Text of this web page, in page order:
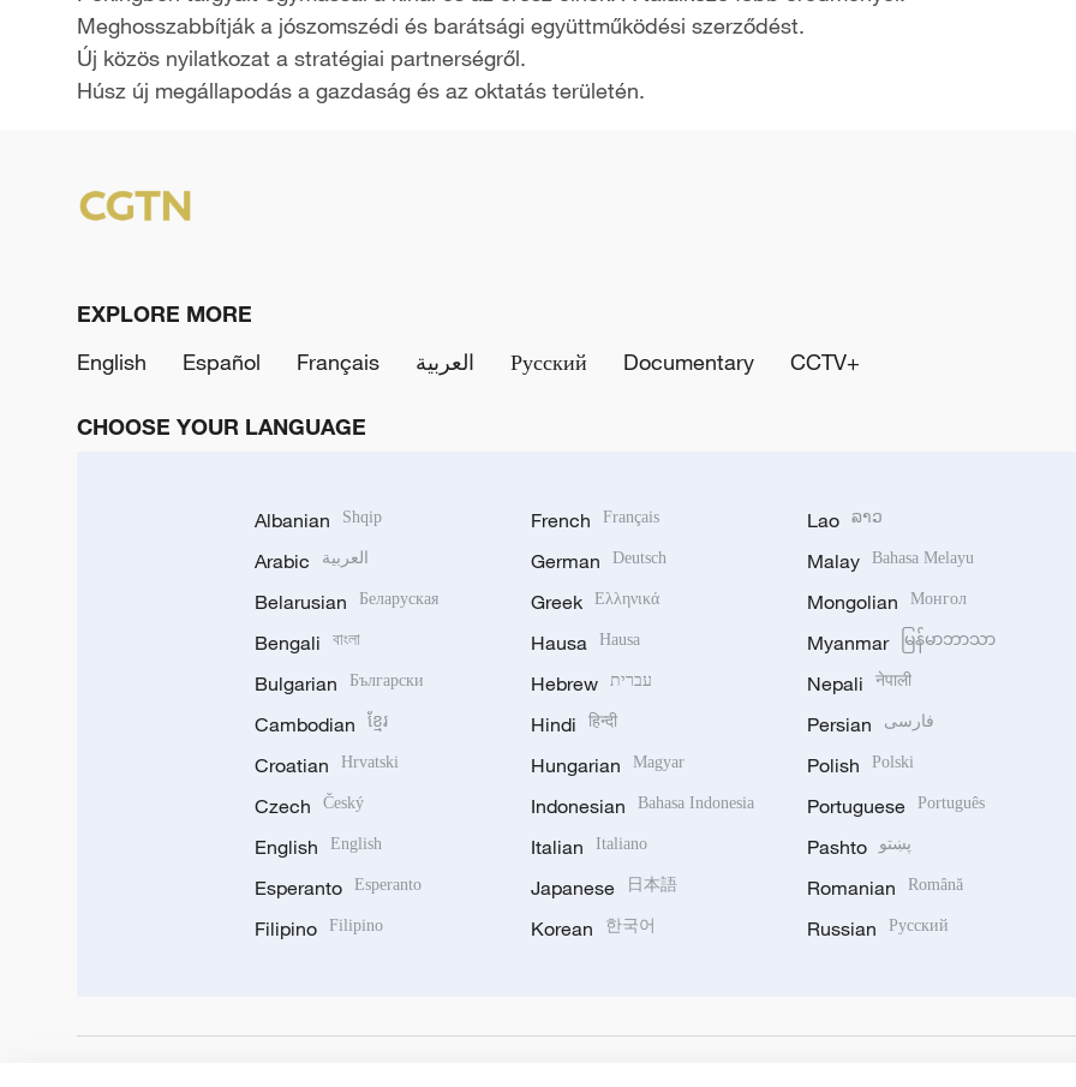
y
V
d
o
Meghosszabbítják a jószomszédi és barátsági együttműködési szerződést.
Új közös nyilatkozat a stratégiai partnerségről.
Húsz új megállapodás a gazdaság és az oktatás területén.
EXPLORE MORE
English
Español Français العربية Русский Documentary CCTV+
CHOOSE YOUR LANGUAGE
Albanian Shqip
Arabic العربية
Belarusian Беларуская
Bengali বাংলা
Bulgarian Български
Cambodian ខ្មែរ
Croatian Hrvatski
Czech Český
English English
Esperanto Esperanto
Filipino Filipino
French Français
German Deutsch
Greek Ελληνικά
Hausa Hausa
Hebrew עברית
Hindi हिन्दी
Hungarian Magyar
Indonesian Bahasa Indonesia
Italian Italiano
Japanese 日本語
Korean 한국어
Lao ລາວ
Malay Bahasa Melayu
Mongolian Монгол
Myanmar မြန်မာဘာသာ
Nepali नेपाली
Persian فارسی
Polish Polski
Portuguese Português
Pashto پښتو
Romanian Română
Russian Русский